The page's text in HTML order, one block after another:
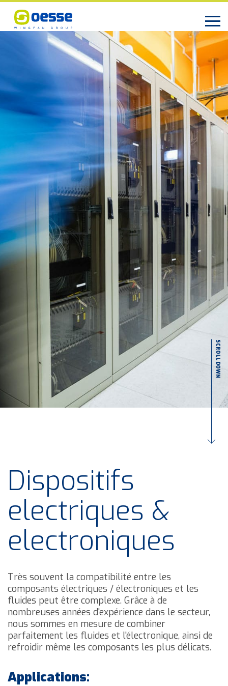
SCROLL DOWN
Dispositifs
electriques &
electroniques
Très souvent la compatibilité entre les
composants électriques / électroniques et les
fluides peut être complexe. Grâce à de
nombreuses années d'expérience dans le secteur,
nous sommes en mesure de combiner
parfaitement les fluides et l'électronique, ainsi de
refroidir même les composants les plus délicats.
Applications: